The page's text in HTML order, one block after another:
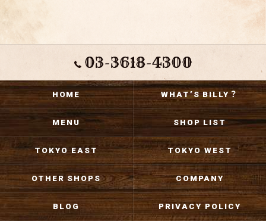
03-3618-4300
HOME WHAT’S BILLY？
MENU SHOP LIST
TOKYO EAST TOKYO WEST
OTHER SHOPS COMPANY
BLOG PRIVACY POLICY